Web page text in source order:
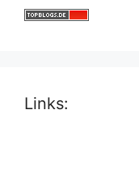
Links: